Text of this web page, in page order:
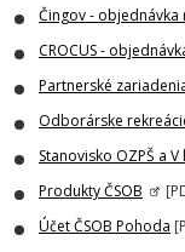
Čingov - objednávka
CROCUS -
Partnerské
Odborárske
Stanovisko OZPŠ a
Produkty ČSOB
Účet ČSOB Pohoda